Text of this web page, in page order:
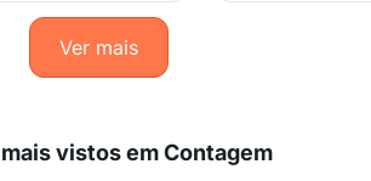
Ver mais
vistos em Contagem